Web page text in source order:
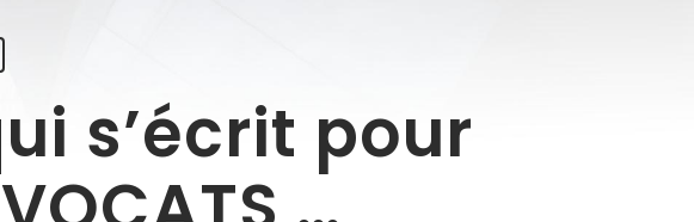
s’écrit pour